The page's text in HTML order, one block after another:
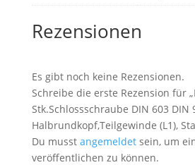
Rezensionen
Es gibt noch keine Rezensionen.
Schreibe die erste Rezension für
Stk.Schlossschraube DIN 603 DIN
Halbrundkopf,Teilgewinde (L1),
Du musst angemeldetsein, um
veröffentlichen zu können.